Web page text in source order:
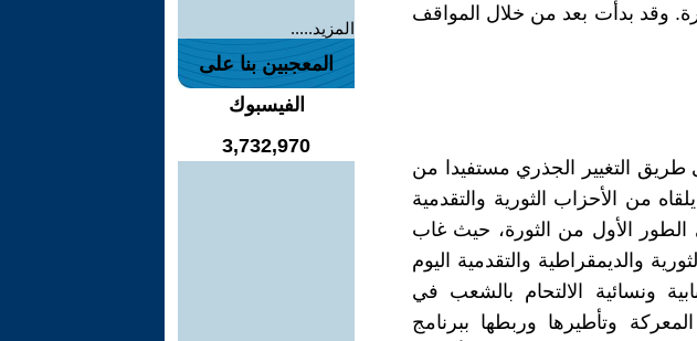
وقد بدأت بعد من خلال المواقف
التغيير الجذري مستفيدا من
من الأحزاب الثورية والتقدمية
الأول من الثورة، حيث غاب
والديمقراطية والتقدمية اليوم
ونسائية الالتحام بالشعب في
وتأطيرها وربطها ببرنامج
المزيد.....
المعجبين بنا على
الفيسبوك
3,732,970